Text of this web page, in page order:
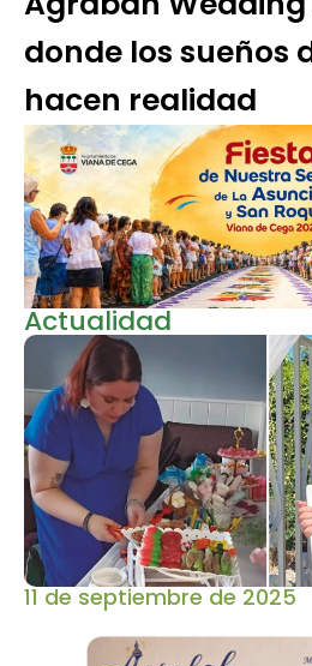
donde los sueños
hacen realidad
Actualidad
11 de septiembre de 2025